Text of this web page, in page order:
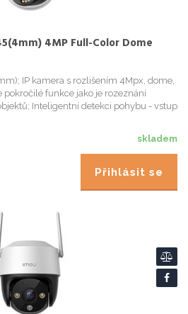
4MP Full-Color Dome
IP kamera s rozlišením 4Mpx, dome,
pokročilé funkce jako je rozeznání
Inteligentní detekci pohybu - vstup
skladem
Přihlásit se